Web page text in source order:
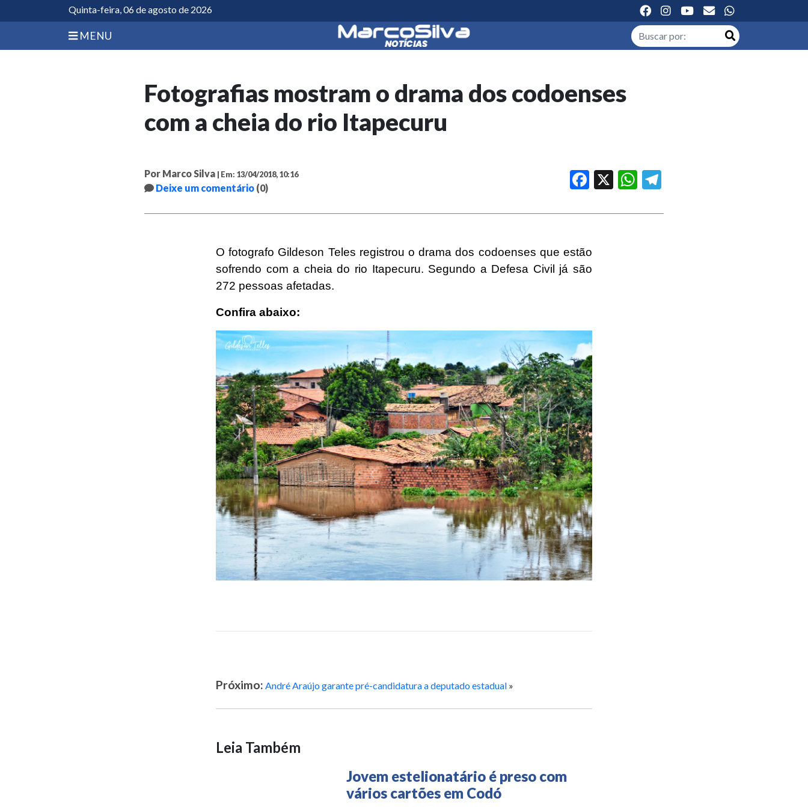
Quinta-feira, 06 de agosto de 2026
MENU
Fotografias mostram o drama dos codoenses
com a cheia do rio Itapecuru
Por Marco Silva | Em: 13/04/2018, 10:16
Deixe um comentário (0)
Facebook WhatsApp
O fotografo Gildeson Teles registrou o drama dos codoenses que estão
sofrendo com a cheia do rio Itapecuru. Segundo a Defesa Civil já são
272 pessoas afetadas.
Confira abaixo:
Próximo: André Araújo garante pré-candidatura a deputado estadual »
Leia Também
Jovem estelionatário é preso com
vários cartões em Codó